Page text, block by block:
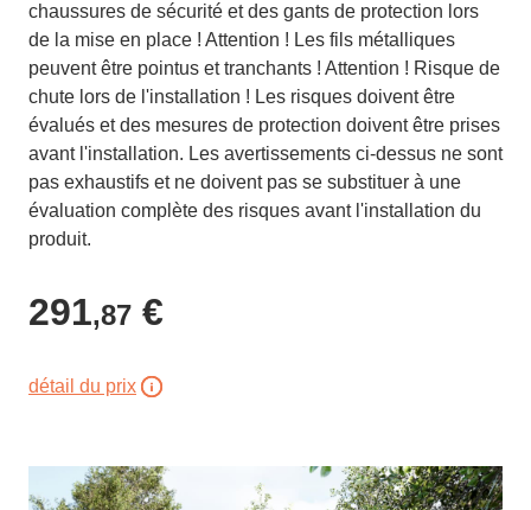
chaussures de sécurité et des gants de protection lors
de la mise en place ! Attention ! Les fils métalliques
peuvent être pointus et tranchants ! Attention ! Risque de
chute lors de l'installation ! Les risques doivent être
évalués et des mesures de protection doivent être prises
avant l'installation. Les avertissements ci-dessus ne sont
pas exhaustifs et ne doivent pas se substituer à une
évaluation complète des risques avant l'installation du
produit.
291,87 €
détail du prix